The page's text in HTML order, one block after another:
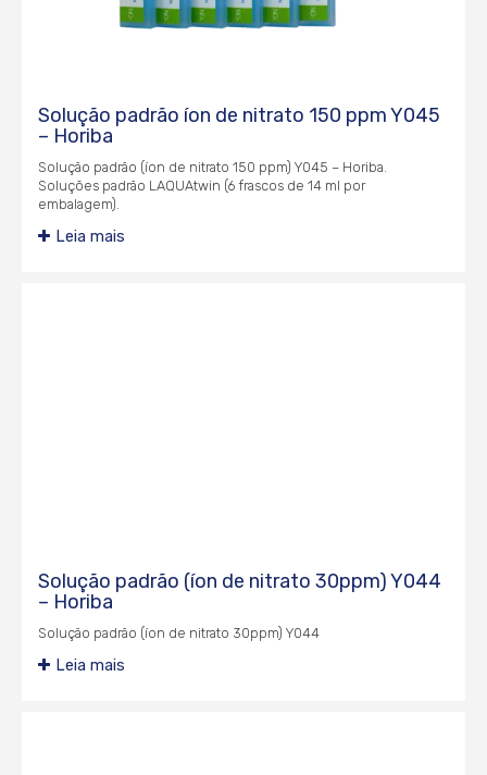
Solução padrão íon de nitrato 150 ppm Y045
– Horiba
Solução padrão (íon de nitrato 150 ppm) Y045 – Horiba.
Soluções padrão LAQUAtwin (6 frascos de 14 ml por
embalagem).
Leia mais
Solução padrão (íon de nitrato 30ppm) Y044
– Horiba
Solução padrão (íon de nitrato 30ppm) Y044
Leia mais